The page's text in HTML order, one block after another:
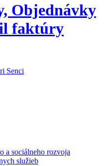
Objednávky
faktúry
a sociálneho rozvoja
služieb